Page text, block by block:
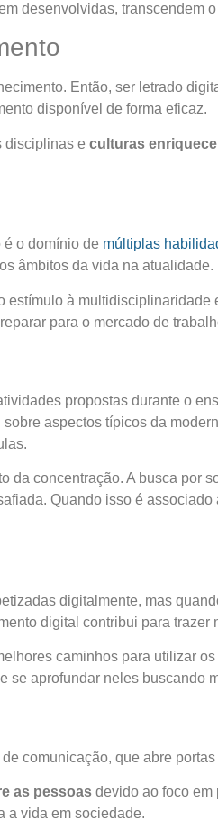
desenvolvidas, transcendem
Então, ser letrado
disponível de forma eficaz.
disciplinas e culturas
o domínio de múltiplas
âmbitos da vida na atualidade.
à
para o mercado de
propostas durante o
sobre aspectos típicos da
da concentração. A busca por
Quando isso é
digitalmente, mas
digital contribui para trazer
caminhos para utilizar
se aprofundar neles buscando
comunicação, que abre
as pessoas devido ao foco em
a vida em sociedade.